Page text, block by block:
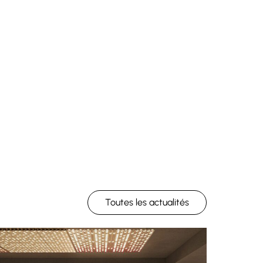
Toutes les actualités